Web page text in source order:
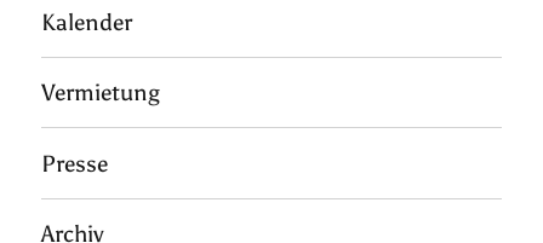
Kalender
Vermietung
Presse
Archiv